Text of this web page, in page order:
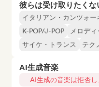
彼らは受け取りたく
イタリアン・カンツォー
K-POP/J-POP
メロデ
サイケ・トランス
テク
AI生成音楽
AI生成の音楽は拒否し